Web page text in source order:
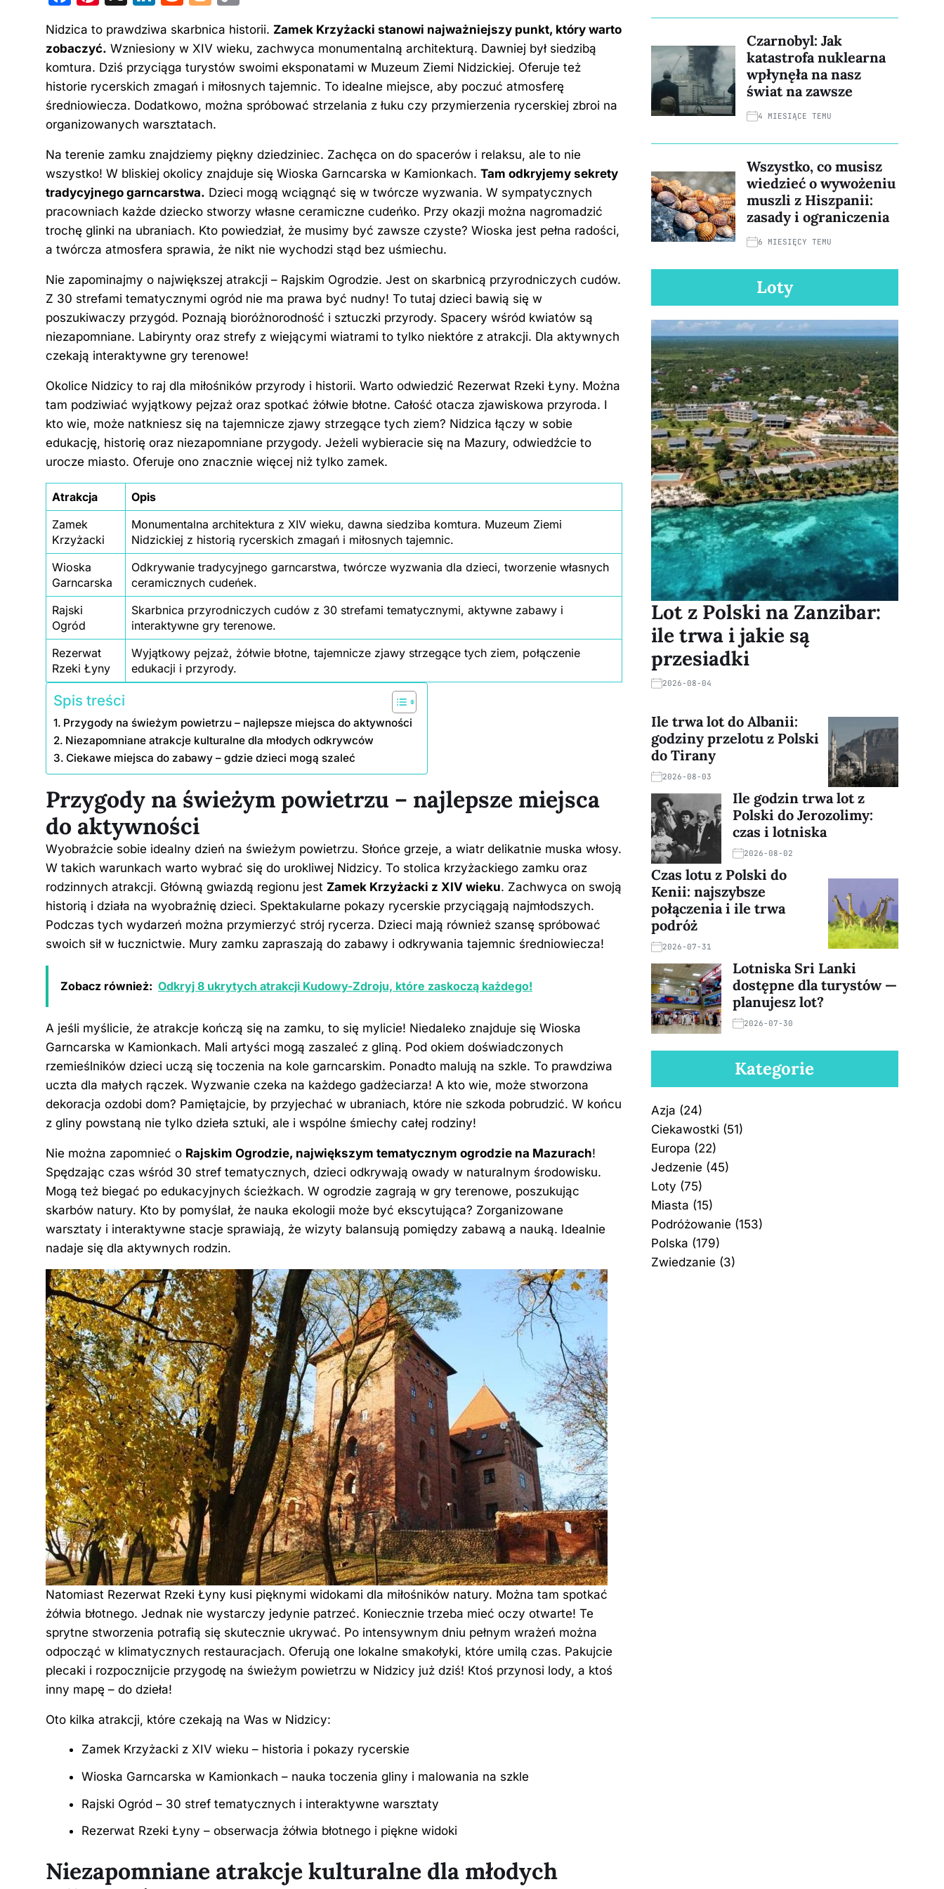
c
e
b
o
o
k
er
e
st
k
e
dI
n
d
di
t
g
g
er
p
y
Li
n
Nidzica to prawdziwa skarbnica historii. Zamek Krzyżacki stanowi najważniejszy punkt, który warto
zobaczyć. Wzniesiony w XIV wieku, zachwyca monumentalną architekturą. Dawniej był siedzibą
komtura. Dziś przyciąga turystów swoimi eksponatami w Muzeum Ziemi Nidzickiej. Oferuje też
historie rycerskich zmagań i miłosnych tajemnic. To idealne miejsce, aby poczuć atmosferę
średniowiecza. Dodatkowo, można spróbować strzelania z łuku czy przymierzenia rycerskiej zbroi na
organizowanych warsztatach.
Na terenie zamku znajdziemy piękny dziedziniec. Zachęca on do spacerów i relaksu, ale to nie
wszystko! W bliskiej okolicy znajduje się Wioska Garncarska w Kamionkach. Tam odkryjemy sekrety
tradycyjnego garncarstwa. Dzieci mogą wciągnąć się w twórcze wyzwania. W sympatycznych
pracowniach każde dziecko stworzy własne ceramiczne cudeńko. Przy okazji można nagromadzić
trochę glinki na ubraniach. Kto powiedział, że musimy być zawsze czyste? Wioska jest pełna radości,
a twórcza atmosfera sprawia, że nikt nie wychodzi stąd bez uśmiechu.
Nie zapominajmy o największej atrakcji – Rajskim Ogrodzie. Jest on skarbnicą przyrodniczych cudów.
Z 30 strefami tematycznymi ogród nie ma prawa być nudny! To tutaj dzieci bawią się w
poszukiwaczy przygód. Poznają bioróżnorodność i sztuczki przyrody. Spacery wśród kwiatów są
niezapomniane. Labirynty oraz strefy z wiejącymi wiatrami to tylko niektóre z atrakcji. Dla aktywnych
czekają interaktywne gry terenowe!
Okolice Nidzicy to raj dla miłośników przyrody i historii. Warto odwiedzić Rezerwat Rzeki Łyny. Można
tam podziwiać wyjątkowy pejzaż oraz spotkać żółwie błotne. Całość otacza zjawiskowa przyroda. I
kto wie, może natkniesz się na tajemnicze zjawy strzegące tych ziem? Nidzica łączy w sobie
edukację, historię oraz niezapomniane przygody. Jeżeli wybieracie się na Mazury, odwiedźcie to
urocze miasto. Oferuje ono znacznie więcej niż tylko zamek.
Atrakcja
Opis
Zamek
Krzyżacki
Monumentalna architektura z XIV wieku, dawna siedziba komtura. Muzeum Ziemi
Nidzickiej z historią rycerskich zmagań i miłosnych tajemnic.
Wioska
Garncarska
Odkrywanie tradycyjnego garncarstwa, twórcze wyzwania dla dzieci, tworzenie własnych
ceramicznych cudeńek.
Rajski
Ogród
Skarbnica przyrodniczych cudów z 30 strefami tematycznymi, aktywne zabawy i
interaktywne gry terenowe.
Rezerwat
Rzeki Łyny
Wyjątkowy pejzaż, żółwie błotne, tajemnicze zjawy strzegące tych ziem, połączenie
edukacji i przyrody.
Spis treści
Przygody na świeżym powietrzu – najlepsze miejsca do aktywności
Niezapomniane atrakcje kulturalne dla młodych odkrywców
Ciekawe miejsca do zabawy – gdzie dzieci mogą szaleć
Przygody na świeżym powietrzu – najlepsze miejsca
do aktywności
Wyobraźcie sobie idealny dzień na świeżym powietrzu. Słońce grzeje, a wiatr delikatnie muska włosy.
W takich warunkach warto wybrać się do urokliwej Nidzicy. To stolica krzyżackiego zamku oraz
rodzinnych atrakcji. Główną gwiazdą regionu jest Zamek Krzyżacki z XIV wieku. Zachwyca on swoją
historią i działa na wyobraźnię dzieci. Spektakularne pokazy rycerskie przyciągają najmłodszych.
Podczas tych wydarzeń można przymierzyć strój rycerza. Dzieci mają również szansę spróbować
swoich sił w łucznictwie. Mury zamku zapraszają do zabawy i odkrywania tajemnic średniowiecza!
Zobacz również: Odkryj 8 ukrytych atrakcji Kudowy-Zdroju, które zaskoczą każdego!
A jeśli myślicie, że atrakcje kończą się na zamku, to się mylicie! Niedaleko znajduje się Wioska
Garncarska w Kamionkach. Mali artyści mogą zaszaleć z gliną. Pod okiem doświadczonych
rzemieślników dzieci uczą się toczenia na kole garncarskim. Ponadto malują na szkle. To prawdziwa
uczta dla małych rączek. Wyzwanie czeka na każdego gadżeciarza! A kto wie, może stworzona
dekoracja ozdobi dom? Pamiętajcie, by przyjechać w ubraniach, które nie szkoda pobrudzić. W końcu
z gliny powstaną nie tylko dzieła sztuki, ale i wspólne śmiechy całej rodziny!
Nie można zapomnieć o Rajskim Ogrodzie, największym tematycznym ogrodzie na Mazurach!
Spędzając czas wśród 30 stref tematycznych, dzieci odkrywają owady w naturalnym środowisku.
Mogą też biegać po edukacyjnych ścieżkach. W ogrodzie zagrają w gry terenowe, poszukując
skarbów natury. Kto by pomyślał, że nauka ekologii może być ekscytująca? Zorganizowane
warsztaty i interaktywne stacje sprawiają, że wizyty balansują pomiędzy zabawą a nauką. Idealnie
nadaje się dla aktywnych rodzin.
Natomiast Rezerwat Rzeki Łyny kusi pięknymi widokami dla miłośników natury. Można tam spotkać
żółwia błotnego. Jednak nie wystarczy jedynie patrzeć. Koniecznie trzeba mieć oczy otwarte! Te
sprytne stworzenia potrafią się skutecznie ukrywać. Po intensywnym dniu pełnym wrażeń można
odpocząć w klimatycznych restauracjach. Oferują one lokalne smakołyki, które umilą czas. Pakujcie
plecaki i rozpocznijcie przygodę na świeżym powietrzu w Nidzicy już dziś! Ktoś przynosi lody, a ktoś
inny mapę – do dzieła!
Oto kilka atrakcji, które czekają na Was w Nidzicy:
Zamek Krzyżacki z XIV wieku – historia i pokazy rycerskie
Wioska Garncarska w Kamionkach – nauka toczenia gliny i malowania na szkle
Rajski Ogród – 30 stref tematycznych i interaktywne warsztaty
Rezerwat Rzeki Łyny – obserwacja żółwia błotnego i piękne widoki
Niezapomniane atrakcje kulturalne dla młodych
Czarnobyl: Jak
katastrofa nuklearna
wpłynęła na nasz
świat na zawsze
4 MIESIĄCE TEMU
Wszystko, co musisz
wiedzieć o wywożeniu
muszli z Hiszpanii:
zasady i ograniczenia
6 MIESIĘCY TEMU
Loty
Lot z Polski na Zanzibar:
ile trwa i jakie są
przesiadki
2026-08-04
Ile trwa lot do Albanii:
godziny przelotu z Polski
do Tirany
2026-08-03
Ile godzin trwa lot z
Polski do Jerozolimy:
czas i lotniska
2026-08-02
Czas lotu z Polski do
Kenii: najszybsze
połączenia i ile trwa
podróż
2026-07-31
Lotniska Sri Lanki
dostępne dla turystów —
planujesz lot?
2026-07-30
Kategorie
Azja (24)
Ciekawostki (51)
Europa (22)
Jedzenie (45)
Loty (75)
Miasta (15)
Podróżowanie (153)
Polska (179)
Zwiedzanie (3)